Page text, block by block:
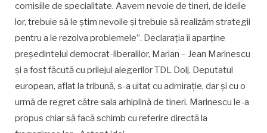
comisiile de specialitate. Aavem nevoie de tineri, de ideile
lor, trebuie să le știm nevoile și trebuie să realizăm strategii
pentru a le rezolva problemele”. Declarația îi aparține
președintelui democrat-liberalilor, Marian – Jean Marinescu
și a fost făcută cu prilejul alegerilor TDL Dolj. Deputatul
european, aflat la tribună, s-a uitat cu admirație, dar și cu o
urmă de regret către sala arhiplină de tineri. Marinescu le-a
propus chiar să facă schimb cu referire directă la